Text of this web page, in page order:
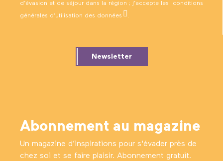
d’évasion et de séjour dans la région ; j’accepte les conditions
générales d’utilisation des données .
Newsletter
Abonnement au magazine
Un magazine d’inspirations pour s'évader près de
chez soi et se faire plaisir. Abonnement gratuit.